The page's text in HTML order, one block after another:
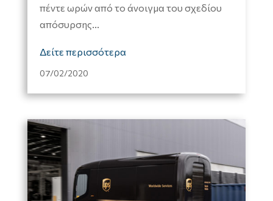
07/02/2020
πέντε ωρών από το άνοιγμα του σχεδίου
απόσυρσης...
Δείτε περισσότερα